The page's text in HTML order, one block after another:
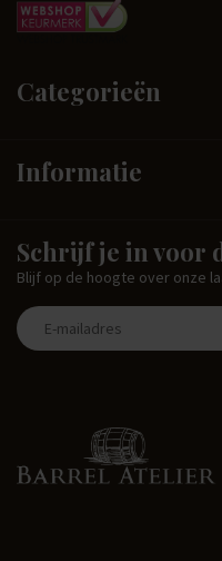
Categorieën
Informatie
Schrijf je in voor
Blijf op de hoogte over onze